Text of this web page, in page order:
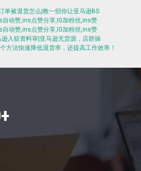
单被退货怎么|教一招你让亚马逊BS
动赞,ins点赞分享,IG加粉丝,ins赞
动赞,ins点赞分享,IG加粉丝,ins赞
入驻资料审|亚马逊无货源，店群操
方法快速降低退货率，还提高工作效率！